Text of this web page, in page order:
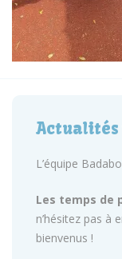
L’équipe
Les temps de
n’hésitez pas à
bienvenus !